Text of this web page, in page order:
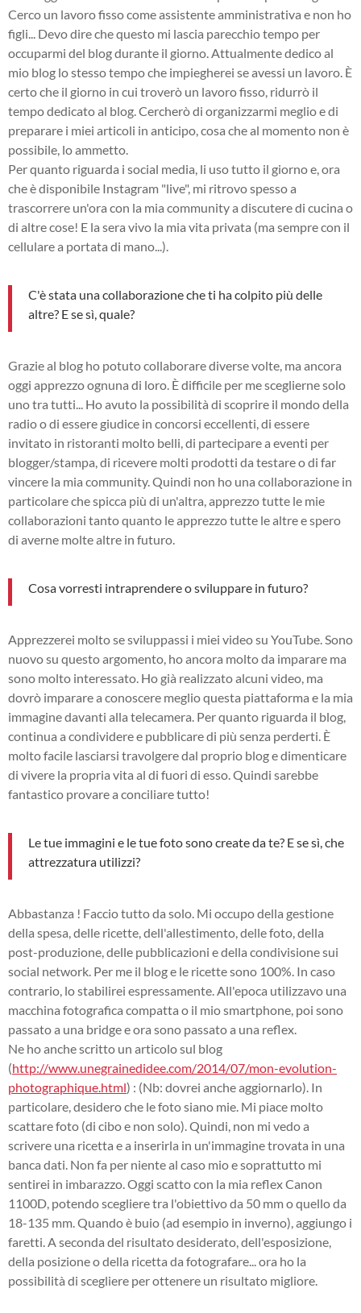
Cerco un lavoro fisso come assistente amministrativa e non ho
figli... Devo dire che questo mi lascia parecchio tempo per
occuparmi del blog durante il giorno. Attualmente dedico al
mio blog lo stesso tempo che impiegherei se avessi un lavoro. È
certo che il giorno in cui troverò un lavoro fisso, ridurrò il
tempo dedicato al blog. Cercherò di organizzarmi meglio e di
preparare i miei articoli in anticipo, cosa che al momento non è
possibile, lo ammetto.
Per quanto riguarda i social media, li uso tutto il giorno e, ora
che è disponibile Instagram "live", mi ritrovo spesso a
trascorrere un'ora con la mia community a discutere di cucina o
di altre cose! E la sera vivo la mia vita privata (ma sempre con il
cellulare a portata di mano...).
C'è stata una collaborazione che ti ha colpito più delle
altre? E se sì, quale?
Grazie al blog ho potuto collaborare diverse volte, ma ancora
oggi apprezzo ognuna di loro. È difficile per me sceglierne solo
uno tra tutti... Ho avuto la possibilità di scoprire il mondo della
radio o di essere giudice in concorsi eccellenti, di essere
invitato in ristoranti molto belli, di partecipare a eventi per
blogger/stampa, di ricevere molti prodotti da testare o di far
vincere la mia community. Quindi non ho una collaborazione in
particolare che spicca più di un'altra, apprezzo tutte le mie
collaborazioni tanto quanto le apprezzo tutte le altre e spero
di averne molte altre in futuro.
Cosa vorresti intraprendere o sviluppare in futuro?
Apprezzerei molto se sviluppassi i miei video su YouTube. Sono
nuovo su questo argomento, ho ancora molto da imparare ma
sono molto interessato. Ho già realizzato alcuni video, ma
dovrò imparare a conoscere meglio questa piattaforma e la mia
immagine davanti alla telecamera. Per quanto riguarda il blog,
continua a condividere e pubblicare di più senza perderti. È
molto facile lasciarsi travolgere dal proprio blog e dimenticare
di vivere la propria vita al di fuori di esso. Quindi sarebbe
fantastico provare a conciliare tutto!
Le tue immagini e le tue foto sono create da te? E se sì, che
attrezzatura utilizzi?
Abbastanza ! Faccio tutto da solo. Mi occupo della gestione
della spesa, delle ricette, dell'allestimento, delle foto, della
post-produzione, delle pubblicazioni e della condivisione sui
social network. Per me il blog e le ricette sono 100%. In caso
contrario, lo stabilirei espressamente. All'epoca utilizzavo una
macchina fotografica compatta o il mio smartphone, poi sono
passato a una bridge e ora sono passato a una reflex.
Ne ho anche scritto un articolo sul blog
(http://www.unegrainedidee.com/2014/07/mon-evolution-
photographique.html) : (Nb: dovrei anche aggiornarlo). In
particolare, desidero che le foto siano mie. Mi piace molto
scattare foto (di cibo e non solo). Quindi, non mi vedo a
scrivere una ricetta e a inserirla in un'immagine trovata in una
banca dati. Non fa per niente al caso mio e soprattutto mi
sentirei in imbarazzo. Oggi scatto con la mia reflex Canon
1100D, potendo scegliere tra l'obiettivo da 50 mm o quello da
18-135 mm. Quando è buio (ad esempio in inverno), aggiungo i
faretti. A seconda del risultato desiderato, dell'esposizione,
della posizione o della ricetta da fotografare... ora ho la
possibilità di scegliere per ottenere un risultato migliore.